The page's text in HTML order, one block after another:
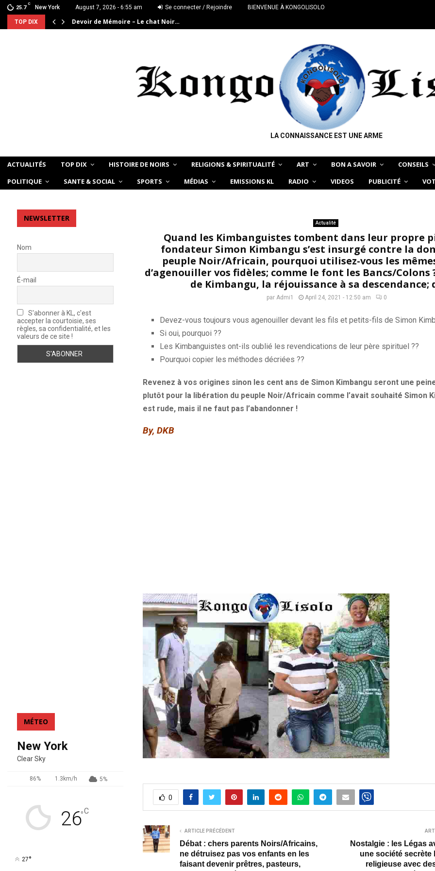
25.7
C
New York August 7, 2026 - 6:55 am Se connecter / Rejoindre BIENVENUE À KONGOLISOLO
TOP DIX Devoir de Mémoire – Le chat Noir…
LA CONNAISSANCE EST UNE ARME
ACTUALITÉS TOP DIX HISTOIRE DE NOIRS RELIGIONS & SPIRITUALITÉ ART BON A SAVOIR
CONSEILS
POLITIQUE
SANTE & SOCIAL SPORTS MÉDIAS EMISSIONS KL RADIO VIDEOS PUBLICITÉ
Actualité
Quand les Kimbanguistes tombent dans leur propre
fondateur Simon Kimbangu s’est insurgé contre la
peuple Noir/Africain, pourquoi utilisez-vous les
d’agenouiller vos fidèles; comme le font les Bancs/Colons
de Kimbangu, la réjouissance à sa descendance;
par Admi1 April 24, 2021 - 12:50 am 0
Devez-vous toujours vous agenouiller devant les fils et petits-fils de Simon
Si oui, pourquoi ??
Les Kimbanguistes ont-ils oublié les revendications de leur père spirituel ??
Pourquoi copier les méthodes décriées ??
Revenez à vos origines sinon les cent ans de Simon Kimbangu seront une
plutôt pour la libération du peuple Noir/Africain comme l’avait souhaité Simon
est rude, mais il ne faut pas l’abandonner !
By, DKB
0
ARTICLE PRÉCÉDENT
Débat : chers parents Noirs/Africains,
ne détruisez pas vos enfants en les
faisant devenir prêtres, pasteurs,
Nostalgie : les Légas
une société secrète
religieuse avec
NEWSLETTER
Nom
É-mail
S'abonner à KL, c'est
accepter la courtoisie, ses
règles, sa confidentialité, et les
valeurs de ce site !
MÉTEO
New York
Clear Sky
86% 1.3km/h 5%
26°C
27°